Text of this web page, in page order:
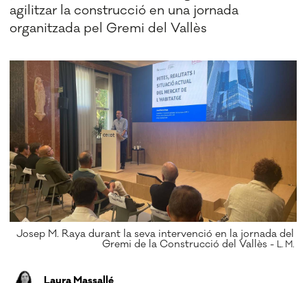
agilitzar la construcció en una jornada
organitzada pel Gremi del Vallès
Josep M. Raya durant la seva intervenció en la jornada del
Gremi de la Construcció del Vallès - L. M.